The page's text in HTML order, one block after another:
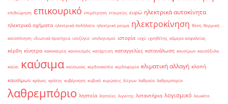
επιθεώρηση επικουρικό επιμέτρηση εταιρείες ευρώ ηλεκτρικά αυτοκίνητα
ηλεκτρικά οχήματα ηλεκτρικά ποδήλατα ηλεκτρικό ρεύμα ηλεκτροκίνηση θέση θερμική
καταπόνηση ιδιωτικά πρατήρια ισοζύγιο ισολογισμοί ιστορία ισχύ ιχνηθέτης κάμερα ασφαλείας
κέρδη κίνητρα κακοκαιρία κανονισμός κατάρτιση καταγγελίες κατανάλωση καυσίμων καυσόξυλα
καύσι καύσιμα καύσωνας κερδοσκοπία κερδοφορία κλιματική αλλαγή κλοπή
καυσίμων κράνος κράτος κυβέρνηση κυβικά κυρώσεις λίτρων λαθραία λαθρεμπορία
λαθρεμπόριο ληστεία ληστείες λιγνίτης λιπαντήρια λογισμικό λουκέτο